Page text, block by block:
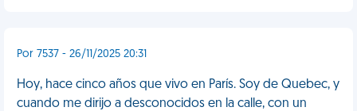
Por 7537 - 26/11/2025 20:31
Hoy, hace cinco años que vivo en París. Soy de Quebec, y
cuando me dirijo a desconocidos en la calle, con un